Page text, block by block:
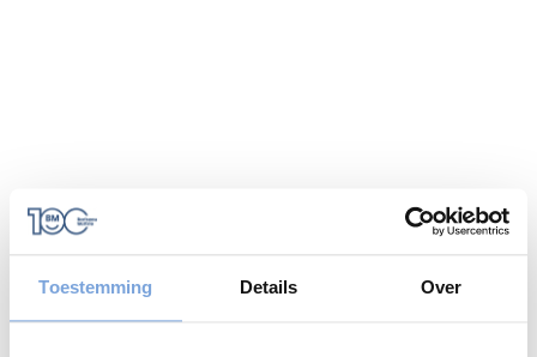
Toestemming Details Over